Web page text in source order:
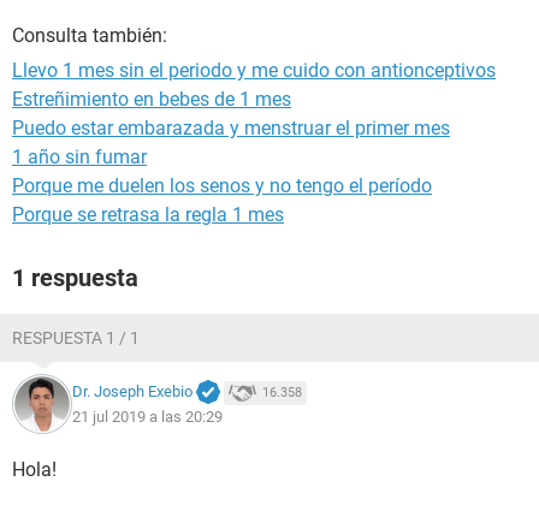
Consulta también:
Llevo 1 mes sin el periodo y me cuido con antionceptivos
Estreñimiento en bebes de 1 mes
Puedo estar embarazada y menstruar el primer mes
1 año sin fumar
Porque me duelen los senos y no tengo el período
Porque se retrasa la regla 1 mes
1 respuesta
RESPUESTA 1 / 1
Dr. Joseph Exebio 16.358
21 jul 2019 a las 20:29
Hola!